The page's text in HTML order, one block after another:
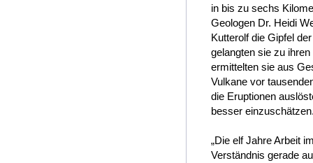
in bis zu sechs
Geologen Dr. Heidi
Kutterolf die Gipfel
gelangten sie zu
ermittelten sie aus
Vulkane vor
die Eruptionen
besser
„Die elf Jahre Arbeit
Verständnis gerade